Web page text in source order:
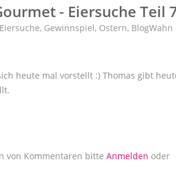
- Eiersuche Teil
Eiersuche, Gewinnspiel, Ostern, BlogWahn
heute mal vorstellt :) Thomas gibt
Der Gourmet - Eiersuche Teil 7
von Kommentaren bitte Anmelden oder